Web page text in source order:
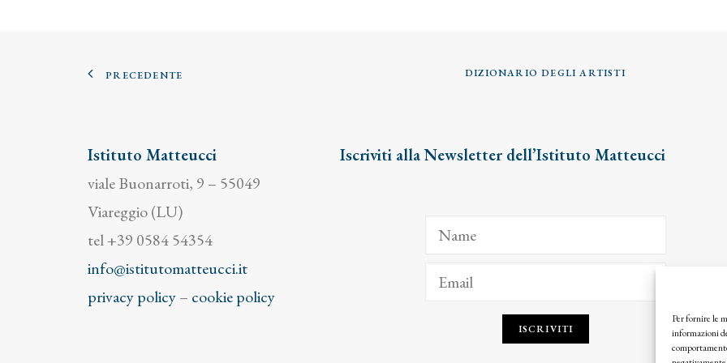
Per fornire le
informazioni
PRECEDENTE DIZIONARIO DEGLI ARTISTI
Istituto Matteucci
viale Buonarroti, 9 – 55049
Viareggio (LU)
tel +39 0584 54354
info@istitutomatteucci.it
privacy policy– cookie policy
Iscriviti alla Newsletter dell’Istituto Matteucci
ISCRIVITI